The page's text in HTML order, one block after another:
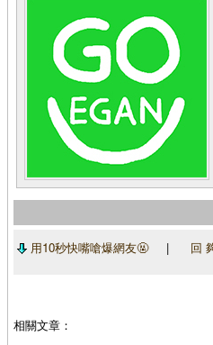
用10秒快嘴嗆爆網友🤬| 回
相關文章：